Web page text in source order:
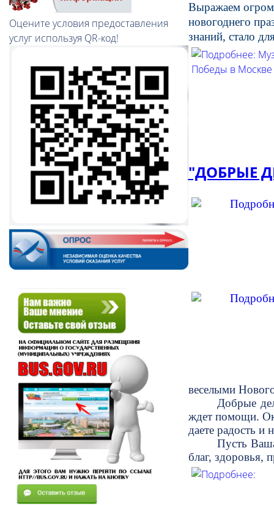
Оцените условия предоставления
услуг используя QR-код!
Выражаем
новогоднего
знаний, стало
"ДОБРЫЕ
веселыми
Добрые
ждет помощи.
даете радость и
Пусть
благ, здоровья,